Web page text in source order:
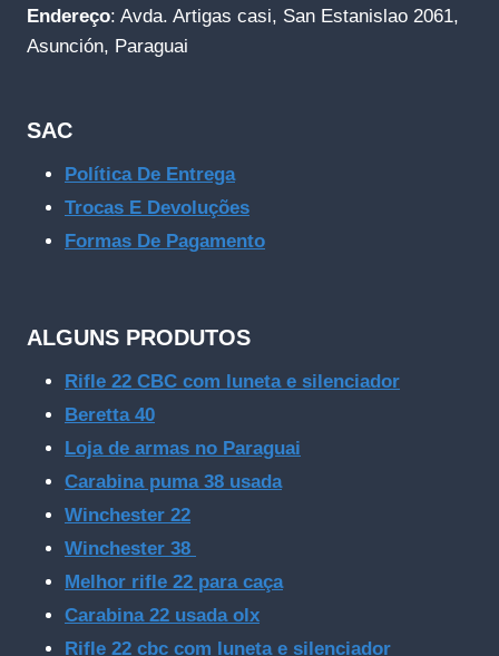
Endereço: Avda. Artigas casi, San Estanislao 2061,
Asunción, Paraguai
SAC
Política De Entrega
Trocas E Devoluções
Formas De Pagamento
ALGUNS PRODUTOS
Rifle 22 CBC com luneta e silenciador
Beretta 40
Loja de armas no Paraguai
Carabina puma 38 usada
Winchester 22
Winchester 38
Melhor rifle 22 para caça
Carabina 22 usada olx
Rifle 22 cbc com luneta e silenciador